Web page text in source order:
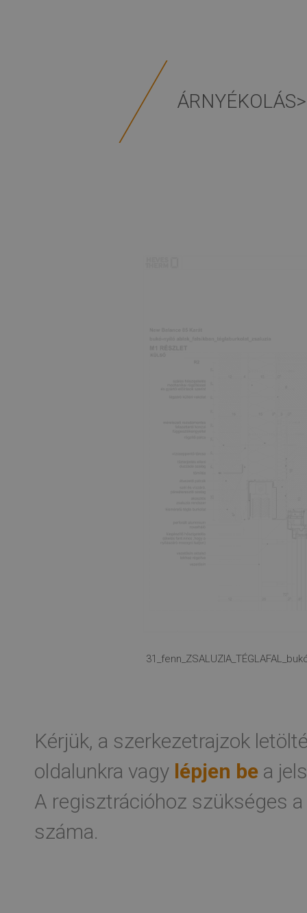
Kérjük, a szerkezetrajzok
oldalunkra vagy lépjen be a
A regisztrációhoz szükséges
száma.